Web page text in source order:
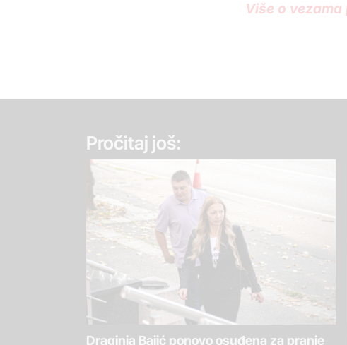
Više o
Pročitaj još:
Draginja Bajić ponovo osuđena za pranje